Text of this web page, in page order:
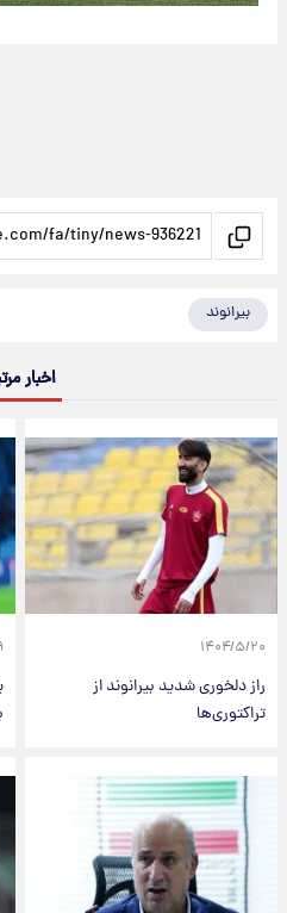
بیرانوند
اخبار
۱۴۰۴/۵/۲۰
راز دلخوری شدید بیرانوند از
تراکتوری‌ها